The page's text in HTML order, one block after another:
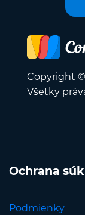
Copyright ©
Všetky
Ochrana
Podmienky